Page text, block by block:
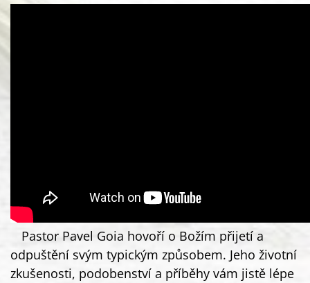
Pastor Pavel Goia hovoří o Božím přijetí a
odpuštění svým typickým způsobem. Jeho životní
zkušenosti, podobenství a příběhy vám jistě lépe